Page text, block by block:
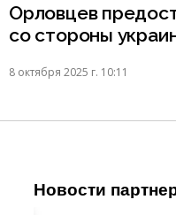
Орловцев
со стороны
8 октября 2025 г. 10:11
Новости